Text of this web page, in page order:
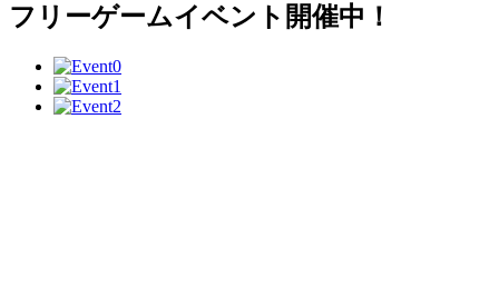
フリーゲームイベント開催中！